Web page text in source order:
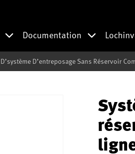
Documentation
D’entreposage Sans Réservoir